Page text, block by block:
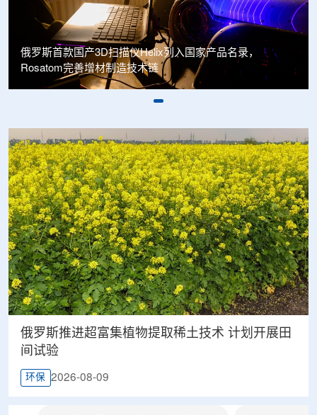
俄罗斯首款国产3D扫描仪Helix列入国家产品名录，
Rosatom完善增材制造技术链
俄罗斯推进超富集植物提取稀土技术 计划开展田
间试验
环保 2026-08-09